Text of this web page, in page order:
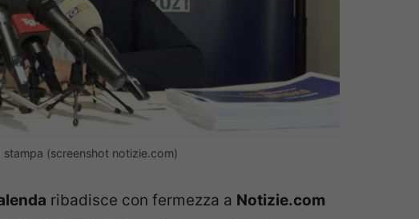
(screenshot notizie.com)
ribadisce con fermezza a Notizie.com